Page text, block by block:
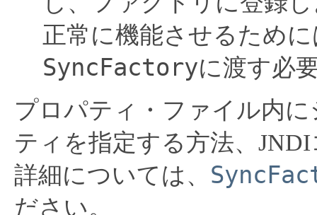
正常に機能させるため
SyncFactoryに渡す必
プロパティ・ファイル内
ティを指定する方法、
詳細については、
ださい。